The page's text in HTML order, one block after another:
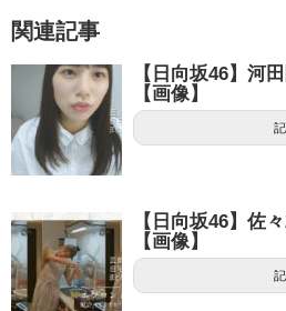
関連記事
【日向坂46】河
【画像】
【日向坂46】佐
【画像】